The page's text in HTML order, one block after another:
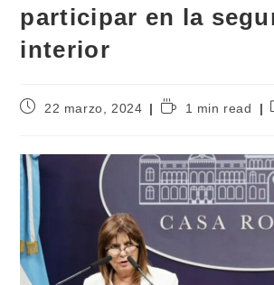
participar en la
interior
22 marzo, 2024 1 min read